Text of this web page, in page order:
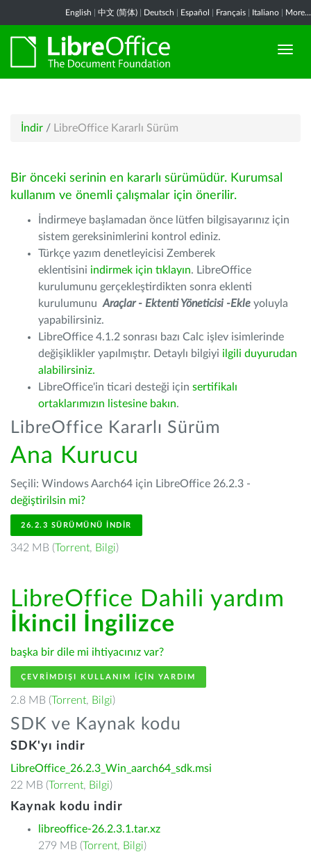
English 中文 (简体) Deutsch Español Français Italiano More...
İndir / LibreOffice Kararlı Sürüm
Bir önceki serinin en kararlı sürümüdür. Kurumsal
kullanım ve önemli çalışmalar için önerilir.
İndirmeye başlamadan önce lütfen bilgisayarınız için
sistem gereksinimlerini kontrol ediniz.
Türkçe yazım denetleyicisi Zemberek
eklentisini indirmek için tıklayın. LibreOffice
kurulumunu gerçekleştirdikten sonra eklenti
kurulumunu Araçlar - Ektenti Yöneticisi -Ekle yoluyla
yapabilirsiniz.
LibreOffice 4.1.2 sonrası bazı Calc işlev isimlerinde
değişiklikler yapılmıştır. Detaylı bilgiyi ilgili duyurudan
alabilirsiniz.
LibreOffice'in ticari desteği için sertifikalı
ortaklarımızın listesine bakın.
LibreOffice Kararlı Sürüm
Ana Kurucu
Seçili: Windows Aarch64 için LibreOffice 26.2.3 -
değiştirilsin mi?
26.2.3 SÜRÜMÜNÜ İNDIR
342 MB (Torrent, Bilgi)
LibreOffice Dahili yardım
İkincil İngilizce
başka bir dile mi ihtiyacınız var?
ÇEVRIMDIŞI KULLANIM IÇIN YARDIM
2.8 MB (Torrent, Bilgi)
SDK ve Kaynak kodu
SDK'yı indir
LibreOffice_26.2.3_Win_aarch64_sdk.msi
22 MB (Torrent, Bilgi)
Kaynak kodu indir
libreoffice-26.2.3.1.tar.xz
279 MB (Torrent, Bilgi)